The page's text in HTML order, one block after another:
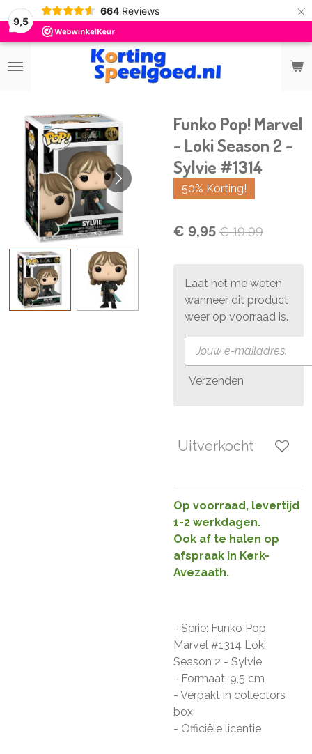
9,5
664 Reviews ×
Funko Pop! Marvel
- Loki Season 2 -
Sylvie #1314
50% Korting!
€ 9,95€ 19,99
Laat het me weten
wanneer dit product
weer op voorraad is.
Verzenden
Uitverkocht
Op voorraad, levertijd
1-2 werkdagen.
Ook af te halen op
afspraak in Kerk-
Avezaath.
- Serie: Funko Pop
Marvel #1314 Loki
Season 2 - Sylvie
- Formaat: 9,5 cm
- Verpakt in collectors
box
- Officiële licentie